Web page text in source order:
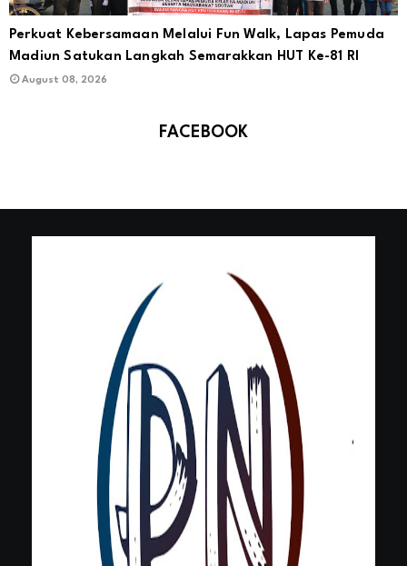
Perkuat Kebersamaan Melalui Fun Walk, Lapas Pemuda
Madiun Satukan Langkah Semarakkan HUT Ke-81 RI
August 08, 2026
FACEBOOK